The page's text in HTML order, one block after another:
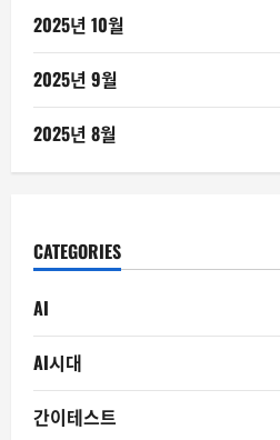
2025년 10월
2025년 9월
2025년 8월
CATEGORIES
AI
AI시대
간이테스트